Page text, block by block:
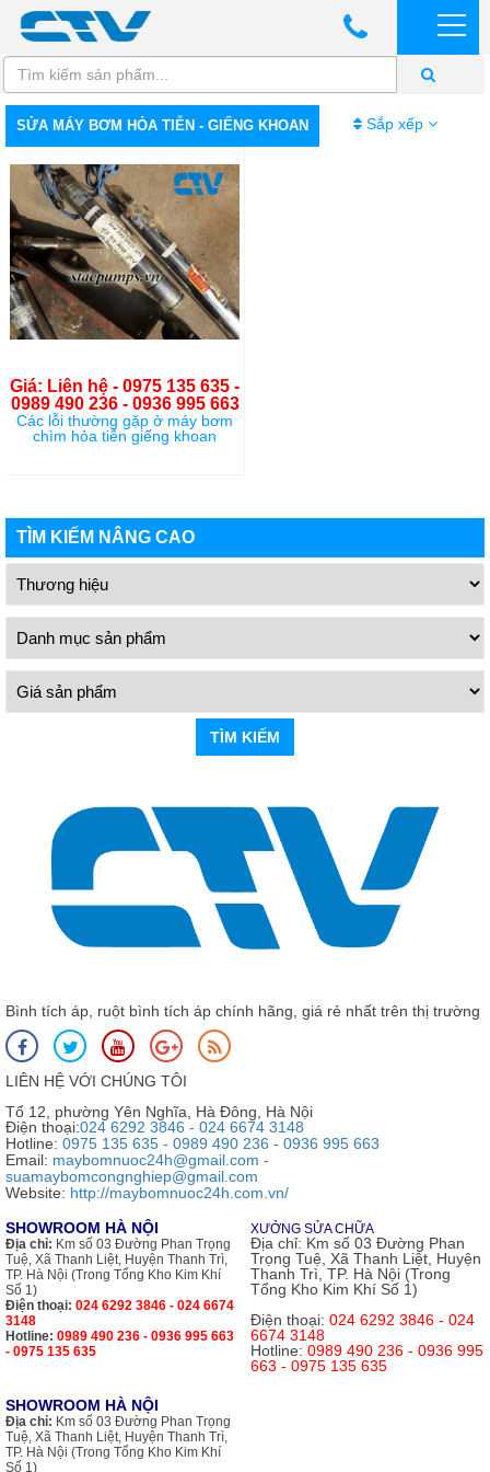
SỬA MÁY BƠM HỎA TIỄN - GIẾNG KHOAN Sắp xếp
Giá: Liên hệ - 0975 135 635 -
0989 490 236 - 0936 995 663
Các lỗi thường gặp ở máy bơm
chìm hỏa tiễn giếng khoan
TÌM KIẾM NÂNG CAO
TÌM KIẾM
Bình tích áp, ruột bình tích áp chính hãng, giá rẻ nhất trên thị trường
LIÊN HỆ VỚI CHÚNG TÔI
Tổ 12, phường Yên Nghĩa, Hà Đông, Hà Nội
Điện thoại:024 6292 3846 - 024 6674 3148
Hotline: 0975 135 635 - 0989 490 236 - 0936 995 663
Email: maybomnuoc24h@gmail.com -
suamaybomcongnghiep@gmail.com
Website: http://maybomnuoc24h.com.vn/
SHOWROOM HÀ NỘI
Địa chỉ: Km số 03 Đường Phan Trọng
Tuệ, Xã Thanh Liệt, Huyện Thanh Trì,
TP. Hà Nội (Trong Tổng Kho Kim Khí
Số 1)
Điện thoại: 024 6292 3846 - 024 6674
3148
Hotline: 0989 490 236 - 0936 995 663
- 0975 135 635
XƯỞNG SỬA CHỮA
Địa chỉ: Km số 03 Đường Phan
Trọng Tuệ, Xã Thanh Liệt, Huyện
Thanh Trì, TP. Hà Nội (Trong
Tổng Kho Kim Khí Số 1)
Điện thoại: 024 6292 3846 - 024
6674 3148
Hotline: 0989 490 236 - 0936 995
663 - 0975 135 635
SHOWROOM HÀ NỘI
Địa chỉ: Km số 03 Đường Phan Trọng
Tuệ, Xã Thanh Liệt, Huyện Thanh Trì,
TP. Hà Nội (Trong Tổng Kho Kim Khí
Số 1)